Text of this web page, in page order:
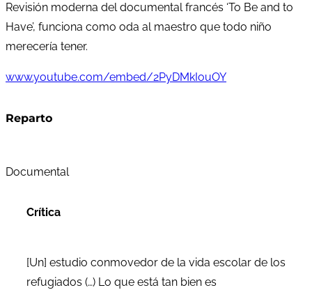
Revisión moderna del documental francés ‘To Be and to
Have’, funciona como oda al maestro que todo niño
merecería tener.
www.youtube.com/embed/2PyDMkIouOY
Reparto
Documental
Crítica
[Un] estudio conmovedor de la vida escolar de los
refugiados (…) Lo que está tan bien es